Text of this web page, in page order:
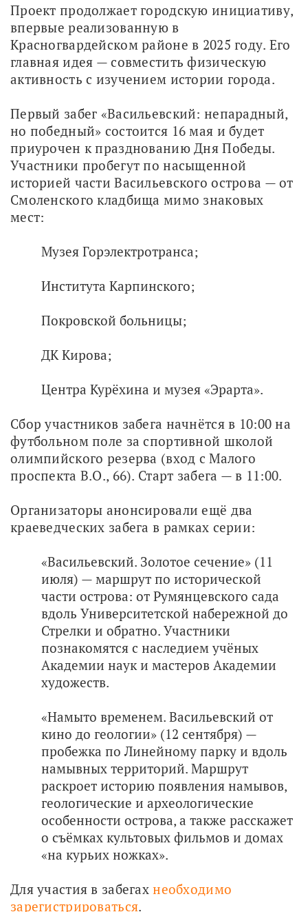
Проект продолжает городскую инициативу,
впервые реализованную в
Красногвардейском районе в 2025 году. Его
главная идея — совместить физическую
активность с изучением истории города.
Первый забег «Васильевский: непарадный,
но победный» состоится 16 мая и будет
приурочен к празднованию Дня Победы.
Участники пробегут по насыщенной
историей части Васильевского острова — от
Смоленского кладбища мимо знаковых
мест:
Музея Горэлектротранса;
Института Карпинского;
Покровской больницы;
ДК Кирова;
Центра Курёхина и музея «Эрарта».
Сбор участников забега начнётся в 10:00 на
футбольном поле за спортивной школой
олимпийского резерва (вход с Малого
проспекта В.О., 66). Старт забега — в 11:00.
Организаторы анонсировали ещё два
краеведческих забега в рамках серии:
«Васильевский. Золотое сечение» (11
июля) — маршрут по исторической
части острова: от Румянцевского сада
вдоль Университетской набережной до
Стрелки и обратно. Участники
познакомятся с наследием учёных
Академии наук и мастеров Академии
художеств.
«Намыто временем. Васильевский от
кино до геологии» (12 сентября) —
пробежка по Линейному парку и вдоль
намывных территорий. Маршрут
раскроет историю появления намывов,
геологические и археологические
особенности острова, а также расскажет
о съёмках культовых фильмов и домах
«на курьих ножках».
Для участия в забегах необходимо
зарегистрироваться.